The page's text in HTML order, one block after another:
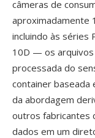
câmeras de
aproximadamente
incluindo às séries
10D — os arquivos
processada do
container baseada
da abordagem
outros fabricantes
dados em um